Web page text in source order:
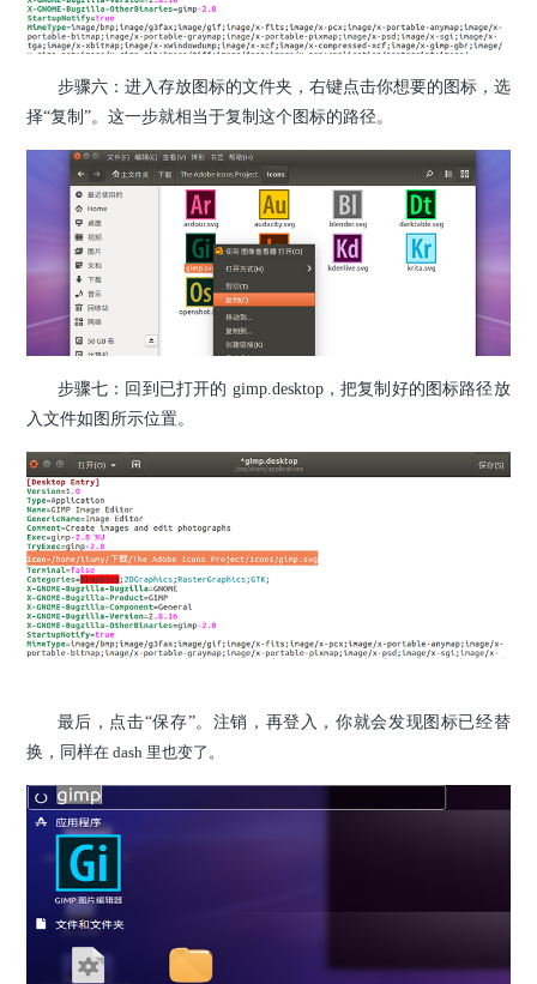
步骤六：进入存放图标的文件夹，右键点击你想要的图标，选
择“复制”。这一步就相当于复制这个图标的路径。
步骤七 ：回到已打开的 gimp.desktop，把复制好的图标路径放
入文件如图所示位置。
最后，点击“保存”。注销，再登入，你就会发现图标已经替
换，同样在 dash 里也变了。